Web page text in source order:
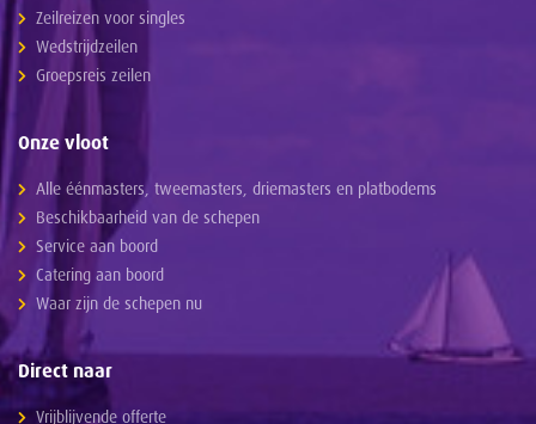
Zeilreizen voor singles
Wedstrijdzeilen
Groepsreis zeilen
Onze vloot
Alle éénmasters, tweemasters, driemasters en platbodems
Beschikbaarheid van de schepen
Service aan boord
Catering aan boord
Waar zijn de schepen nu
Direct naar
Vrijblijvende offerte